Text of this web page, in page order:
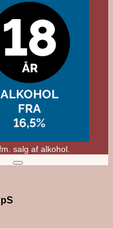
salg af alkohol.